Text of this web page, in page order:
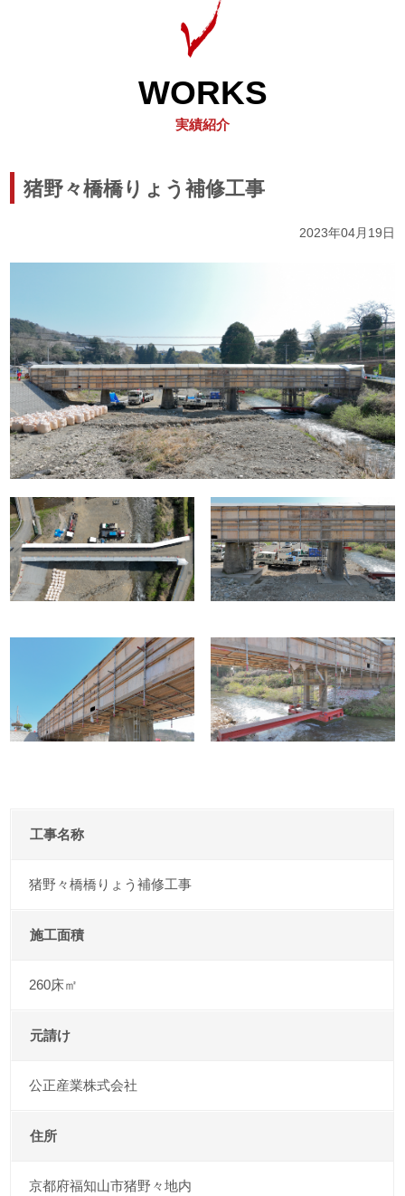
WORKS
実績紹介
猪野々橋橋りょう補修工事
2023年04月19日
工事名称
猪野々橋橋りょう補修工事
施工面積
260床㎡
元請け
公正産業株式会社
住所
京都府福知山市猪野々地内